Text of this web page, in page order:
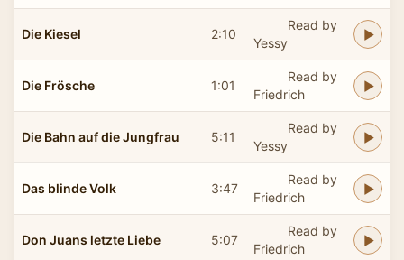
Die Kiesel 2:10
Read by
Yessy
Die Frösche 1:01
Read by
Friedrich
Die Bahn auf die Jungfrau 5:11
Read by
Yessy
Das blinde Volk 3:47
Read by
Friedrich
Don Juans letzte Liebe 5:07
Read by
Friedrich